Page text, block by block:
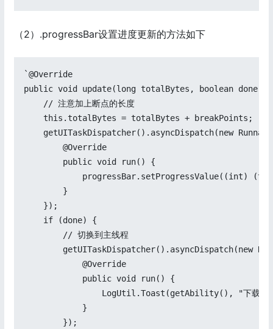
（2）.progressBar设置进度更新的方法如下
`@Override
public void update(long totalBytes, boolean done) {
    // 注意加上断点的长度
    this.totalBytes = totalBytes + breakPoints;
getUITaskDispatcher().asyncDispatch(new
        @Override
        public void run() {
progressBar.setProgressValue((int)
        }
    });
    if (done) {
        // 切换到主线程
getUITaskDispatcher().asyncDispatch(new
            @Override
            public void run() {
LogUtil.Toast(getAbility(), "下载完
            }
        });